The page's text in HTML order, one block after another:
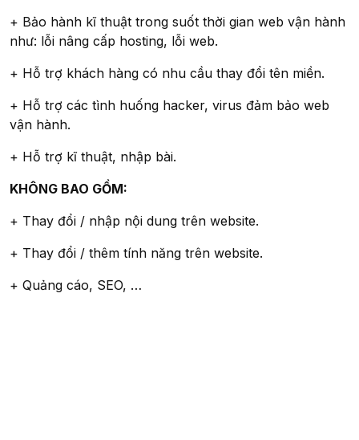
+ Bảo hành kĩ thuật trong suốt thời gian web vận hành
như: lỗi nâng cấp hosting, lỗi web.
+ Hỗ trợ khách hàng có nhu cầu thay đổi tên miền.
+ Hỗ trợ các tình huống hacker, virus đảm bảo web
vận hành.
+ Hỗ trợ kĩ thuật, nhập bài.
KHÔNG BAO GỒM:
+ Thay đổi / nhập nội dung trên website.
+ Thay đổi / thêm tính năng trên website.
+ Quảng cáo, SEO, …